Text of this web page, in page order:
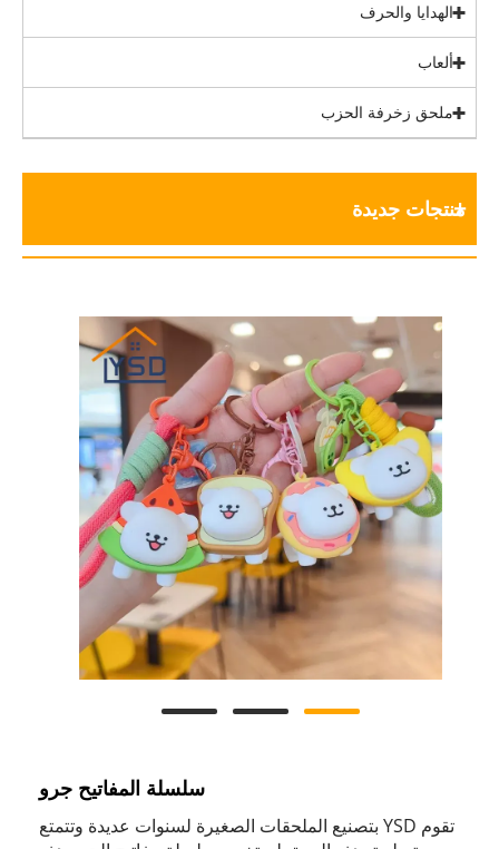
الهدايا والحرف
ألعاب
ملحق زخرفة الحزب
منتجات جديدة
سلسلة المفاتيح جرو
تقوم YSD بتصنيع الملحقات الصغيرة لسنوات عديدة وتتمتع